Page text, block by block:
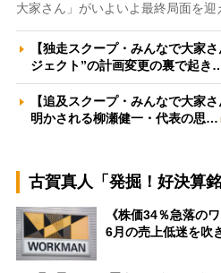
大家さん」がいよいよ最終局面を迎
【独走スクープ・みんなで大家
ジェクト”の計画変更の裏で起き
【追及スクープ・みんなで大家
明かされる柳瀬健一・代表の思…
古賀真人「発掘！好決算銘
《株価34％急落の
6月の売上低迷を吹